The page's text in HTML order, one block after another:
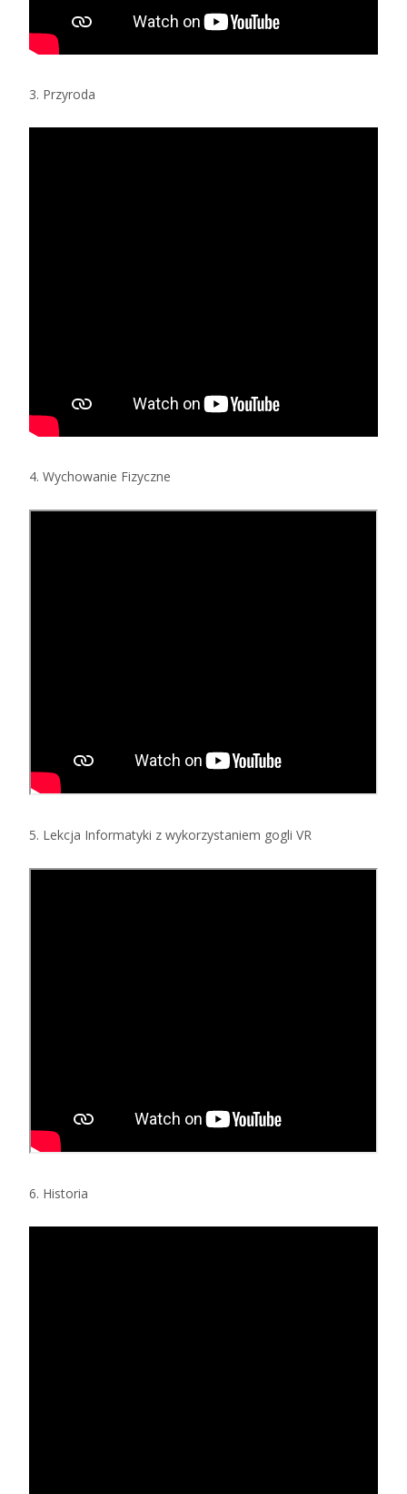
3. Przyroda
4. Wychowanie Fizyczne
5. Lekcja Informatyki z wykorzystaniem gogli VR
6. Historia